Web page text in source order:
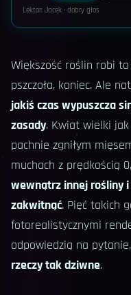
Lektor: Jacek · dobry głos
Większość roślin robi
pszczoła, koniec. Ale
jakiś czas wypuszcza
zasady. Kwiat wielki
pachnie zgniłym
muchach z prędkością
wewnątrz innej rośliny
zakwitnąć. Pięć takich
fotorealistycznymi
odpowiedzią na pytanie,
rzeczy tak dziwne.